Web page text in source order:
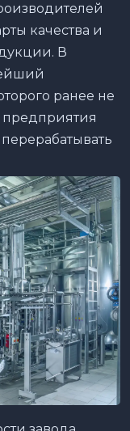
качества и
В
ранее не
предприятия